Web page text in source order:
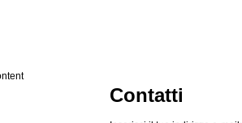
Contatti